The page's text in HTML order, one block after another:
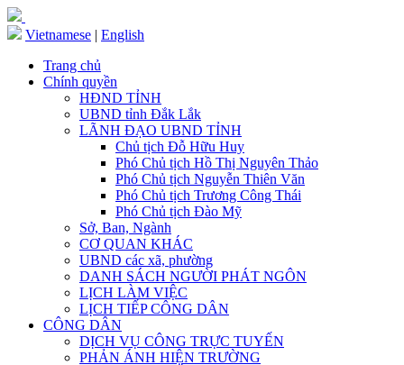
Vietnamese | English
Trang chủ
Chính quyền
HĐND TỈNH
UBND tỉnh Đắk Lắk
LÃNH ĐẠO UBND TỈNH
Chủ tịch Đỗ Hữu Huy
Phó Chủ tịch Hồ Thị Nguyên Thảo
Phó Chủ tịch Nguyễn Thiên Văn
Phó Chủ tịch Trương Công Thái
Phó Chủ tịch Đào Mỹ
Sở, Ban, Ngành
CƠ QUAN KHÁC
UBND các xã, phường
DANH SÁCH NGƯỜI PHÁT NGÔN
LỊCH LÀM VIỆC
LỊCH TIẾP CÔNG DÂN
CÔNG DÂN
DỊCH VỤ CÔNG TRỰC TUYẾN
PHẢN ÁNH HIỆN TRƯỜNG